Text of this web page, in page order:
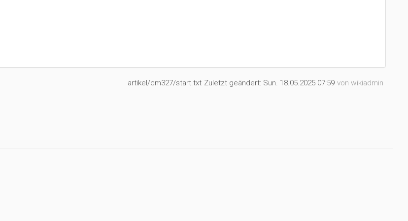
artikel/cm327/start.txt Zuletzt geändert: Sun. 18.05.2025 07:59 von wikiadmin